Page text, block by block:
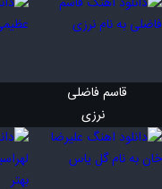
قاسم فاضلی
نرزی